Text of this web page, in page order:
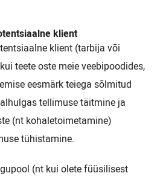
klient
klient (tarbija või
teete oste meie veebipoodides,
eesmärk teiega sõlmitud
tellimuse täitmine ja
(nt kohaletoimetamine)
tühistamine.
(nt kui olete füüsilisest